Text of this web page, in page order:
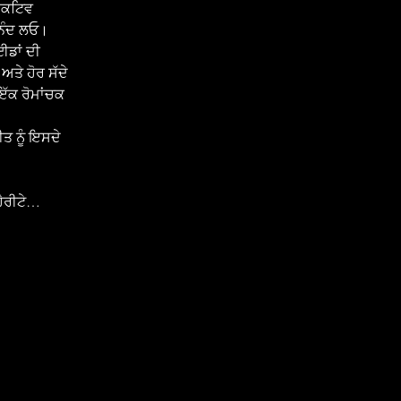
ਲਓ।
ਦੀ
ਅਤੇ ਹੋਰ ਸੱਦੇ
ਰੋਮਾਂਚਕ